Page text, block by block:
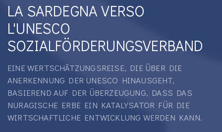
LA SARDEGNA VERSO
L'UNESCO
SOZIALFÖRDERUNGSVERBAND
EINE WERTSCHÄTZUNGSREISE, DIE ÜBER DIE
ANERKENNUNG DER UNESCO HINAUSGEHT,
BASIEREND AUF DER ÜBERZEUGUNG, DASS DAS
NURAGISCHE ERBE EIN KATALYSATOR FÜR DIE
WIRTSCHAFTLICHE ENTWICKLUNG WERDEN KANN.